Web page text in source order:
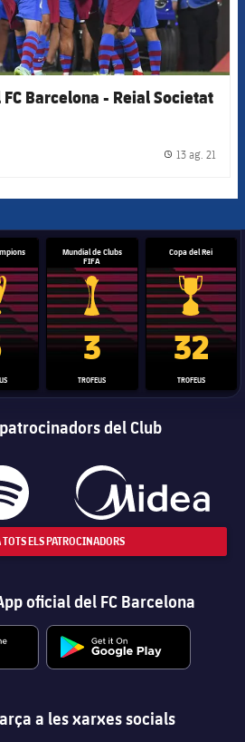
Barcelona - Reial Societat
13 ag. 21
de la Lliga de Campions
Mundial de Clubs
FIFA
Trofeu del Mundial de Clubs
3
TROFEUS
Copa del Rei
Copa del
32
TROFEUS
del Club
ELS PATROCINADORS
oficial del FC Barcelona
a les xarxes socials